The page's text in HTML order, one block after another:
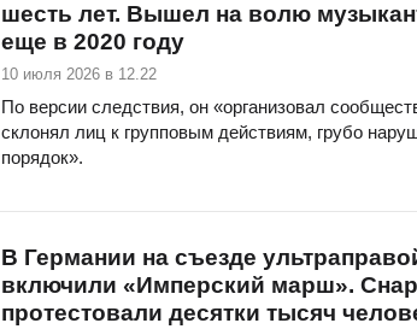
шесть лет. Вышел на волю
еще в 2020 году
10 июля 2026 в 12.22
По версии следствия, он «организовал
склонял лиц к групповым действиям, грубо
порядок».
В Германии на съезде
включили «Имперский марш».
протестовали десятки тысяч